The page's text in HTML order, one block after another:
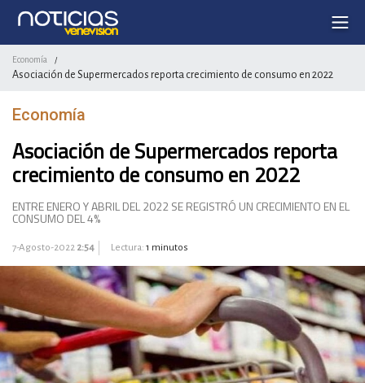
Economía /
Asociación de Supermercados reporta crecimiento de consumo en 2022
Economía
Asociación de Supermercados reporta
crecimiento de consumo en 2022
ENTRE ENERO Y ABRIL DEL 2022 SE REGISTRÓ UN CRECIMIENTO EN EL
CONSUMO DEL 4%
7-Agosto-2022 2:54 Lectura: 1 minutos